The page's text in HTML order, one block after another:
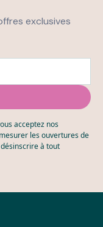
exclusives
acceptez nos
les ouvertures de
à tout